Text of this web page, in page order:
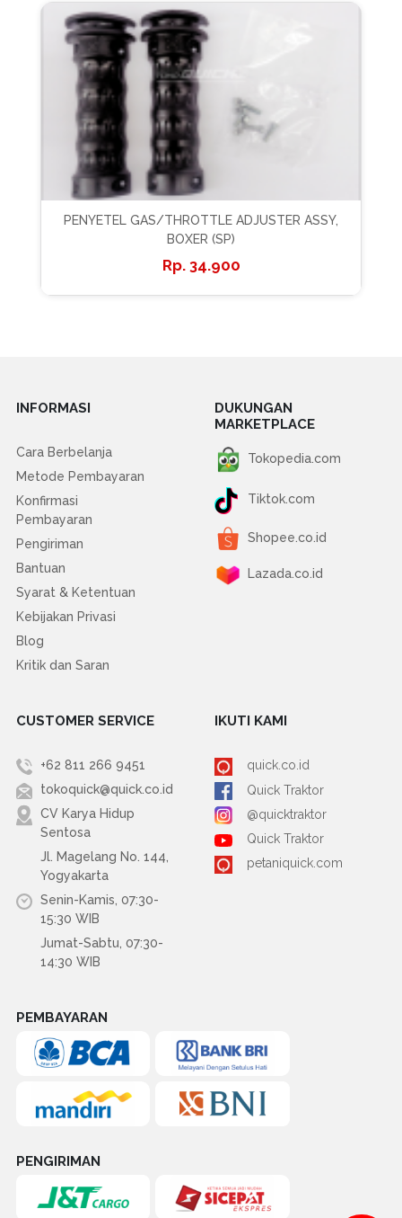
PENYETEL GAS/THROTTLE ADJUSTER ASSY,
BOXER (SP)
34.900
INFORMASI
Cara Berbelanja
Metode Pembayaran
Konfirmasi
Pembayaran
Pengiriman
Bantuan
Syarat & Ketentuan
Kebijakan Privasi
Blog
Kritik dan Saran
DUKUNGAN
MARKETPLACE
Tokopedia.com
Tiktok.com
Shopee.co.id
Lazada.co.id
CUSTOMER SERVICE
+62 811 266 9451
tokoquick@quick.co.id
CV Karya Hidup
Sentosa
Jl. Magelang No. 144,
Yogyakarta
Senin-Kamis, 07:30-
15:30 WIB
Jumat-Sabtu, 07:30-
14:30 WIB
IKUTI KAMI
quick.co.id
Quick Traktor
@quicktraktor
Quick Traktor
petaniquick.com
PEMBAYARAN
PENGIRIMAN